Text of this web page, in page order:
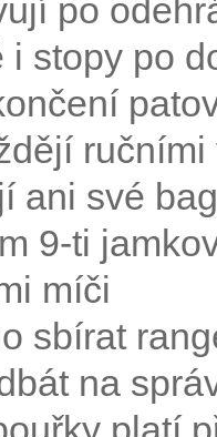
po
i stopy po
ani své
9-ti
míči
sbírat
na